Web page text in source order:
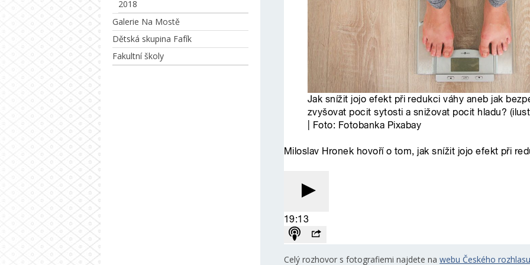
2018
Galerie Na Mostě
Dětská skupina Fafík
Fakultní školy
Celý rozhovor s fotografiemi najdete na webu Českého rozhlasu